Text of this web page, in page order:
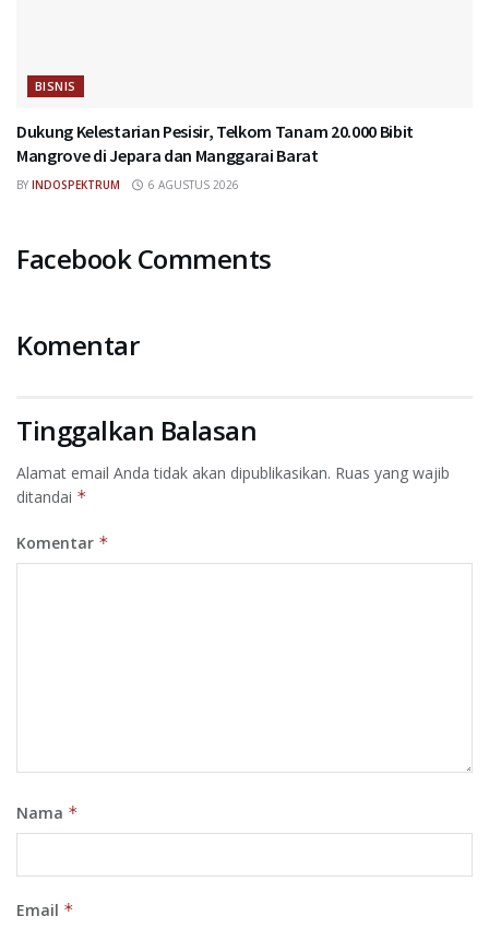
BISNIS
Dukung Kelestarian Pesisir, Telkom Tanam 20.000 Bibit
Mangrove di Jepara dan Manggarai Barat
BY INDOSPEKTRUM 6 AGUSTUS 2026
Facebook Comments
Komentar
Tinggalkan Balasan
Alamat email Anda tidak akan dipublikasikan. Ruas yang wajib
ditandai *
Komentar *
Nama *
Email *